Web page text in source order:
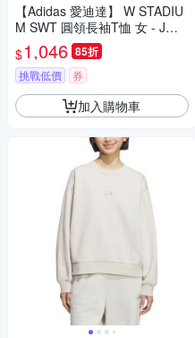
【Adidas 愛迪達】 W STADIU
M SWT 圓領長袖T恤 女 - JW0
502
$1,046 85折
挑戰低價 券
加入購物車